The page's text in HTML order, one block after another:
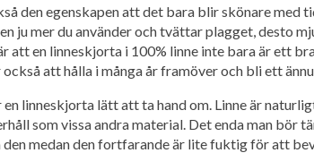
den egenskapen att det bara blir skönare med
ju mer du använder och tvättar plagget, desto
att en linneskjorta i 100% linne inte bara är ett
att hålla i många år framöver och bli ett
en linneskjorta lätt att ta hand om. Linne är
som vissa andra material. Det enda man bör
medan den fortfarande är lite fuktig för att